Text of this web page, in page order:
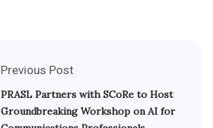
Previous Post
PRASL Partners with SCoRe to Host
Groundbreaking Workshop on AI for